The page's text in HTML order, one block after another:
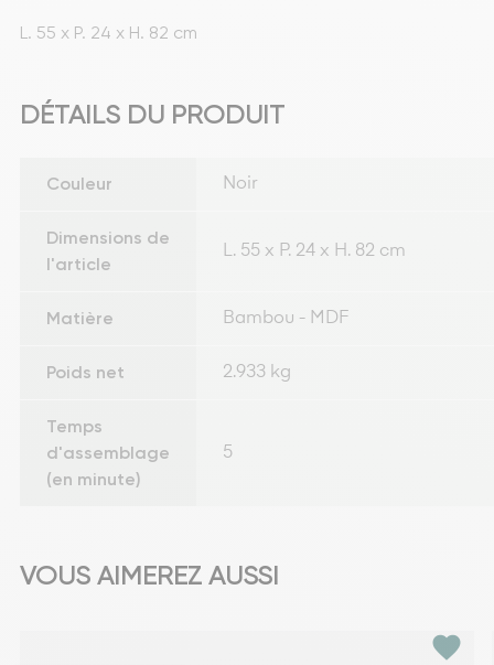
L. 55 x P. 24 x H. 82 cm
DÉTAILS DU PRODUIT
Couleur Noir
Dimensions de
l'article
L. 55 x P. 24 x H. 82 cm
Matière Bambou - MDF
Poids net 2.933 kg
Temps
d'assemblage
(en minute)
5
VOUS AIMEREZ AUSSI
favorite